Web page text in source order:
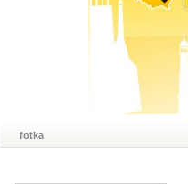
fotka